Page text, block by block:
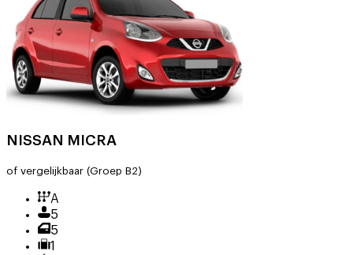
NISSAN MICRA
of vergelijkbaar (Groep B2)
A
5
5
1